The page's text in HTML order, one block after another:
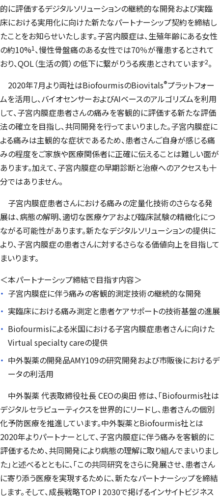
的に評価するデジタルソリューションの継続的な開発および実臨
床における実用化に向けた新たなパートナーシップ契約を締結し
たことをお知らせいたします。子宮内膜症は、生殖年齢にある女性
の約10%1、慢性骨盤痛のある女性では70％が罹患するとされて
おり、QOL（生活の質）の低下に繋がりうる疾患とされています2。
2020年7月より両社はBiofourmisのBiovitals®プラットフォー
ムを活用し、バイオセンサーおよびAIベースのアルゴリズムを利用
して、子宮内膜症患者さんの痛みを客観的に評価する新たな評価
法の確立を目指し、共同開発を行ってまいりました。子宮内膜症に
よる痛みは主観的な症状であるため、患者さんご自身が感じる痛
みの程度をご家族や医療関係者に正確に伝えることは難しい面が
あります。加えて、子宮内膜症の早期診断と治療へのアクセスも十
分ではありません。
子宮内膜症患者さんにおける痛みの定量化技術のさらなる発
展は、病態の解明、適切な医療ケアおよび臨床試験の精緻化につ
ながる可能性があります。新たなデジタルソリューションの提供に
より、子宮内膜症の患者さんに対するさらなる価値向上を目指して
まいります。
＜本パートナーシップ締結で目指す内容＞
子宮内膜症に伴う痛みの客観的測定技術の継続的な開発
実臨床における痛み測定と患者ケアサポートの技術基盤の進展
Biofourmisによる米国における子宮内膜症患者さんに向けた
Virtual specialty careの提供
中外製薬の開発品AMY109の研究開発および市販後におけるデ
ータの利活用
中外製薬 代表取締役社長 CEOの奥田 修は、「Biofourmis社は
デジタルセラピューティクスを世界的にリードし、患者さんの個別
化予防医療を推進しています。中外製薬とBiofourmis社とは
2020年よりパートナーとして、子宮内膜症に伴う痛みを客観的に
評価するため、共同開発により病態の理解に取り組んでまいりまし
た」と述べるとともに、「この共同研究をさらに発展させ、患者さん
に寄り添う医療を実現するために、新たなパートナーシップを締結
します。そして、成長戦略TOP I 2030で掲げるインサイトビジネス